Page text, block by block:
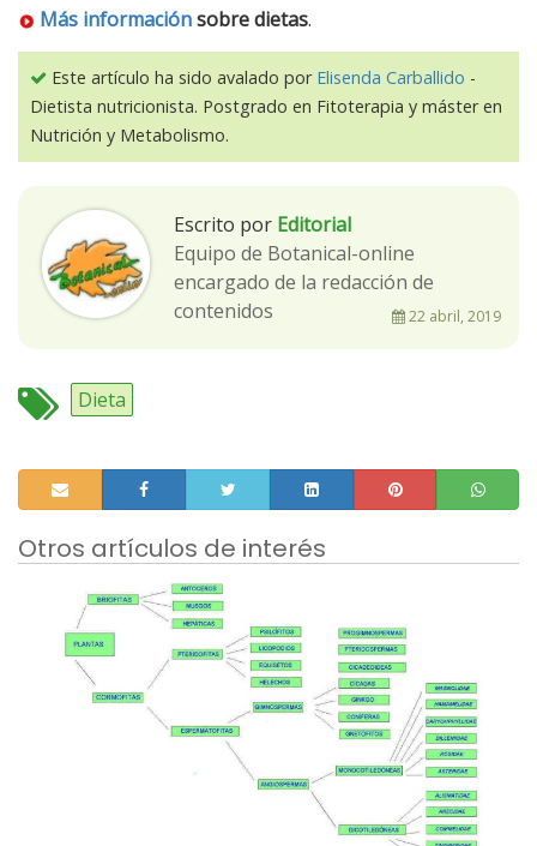
Más informaciónsobre dietas.
Este artículo ha sido avalado por Elisenda Carballido -
Dietista nutricionista. Postgrado en Fitoterapia y máster en
Nutrición y Metabolismo.
Escrito por Editorial
Equipo de Botanical-online
encargado de la redacción de
contenidos
22 abril, 2019
Dieta
Otros artículos de interés